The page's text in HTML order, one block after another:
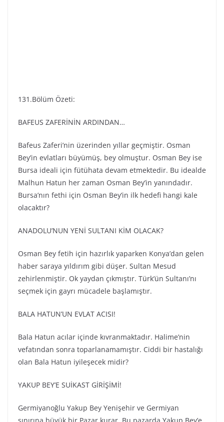
131.Bölüm Özeti:
BAFEUS ZAFERİNİN ARDINDAN…
Bafeus Zaferi’nin üzerinden yıllar geçmiştir. Osman
Bey’in evlatları büyümüş, bey olmuştur. Osman Bey ise
Bursa ideali için fütühata devam etmektedir. Bu idealde
Malhun Hatun her zaman Osman Bey’in yanındadır.
Bursa’nın fethi için Osman Bey’in ilk hedefi hangi kale
olacaktır?
ANADOLU’NUN YENİ SULTANI KİM OLACAK?
Osman Bey fetih için hazırlık yaparken Konya’dan gelen
haber saraya yıldırım gibi düşer. Sultan Mesud
zehirlenmiştir. Ok yaydan çıkmıştır. Türk’ün Sultanı’nı
seçmek için gayrı mücadele başlamıştır.
BALA HATUN’UN EVLAT ACISI!
Bala Hatun acılar içinde kıvranmaktadır. Halime’nin
vefatından sonra toparlanamamıştır. Ciddi bir hastalığı
olan Bala Hatun iyileşecek midir?
YAKUP BEY’E SUİKAST GİRİŞİMİ!
Germiyanoğlu Yakup Bey Yenişehir ve Germiyan